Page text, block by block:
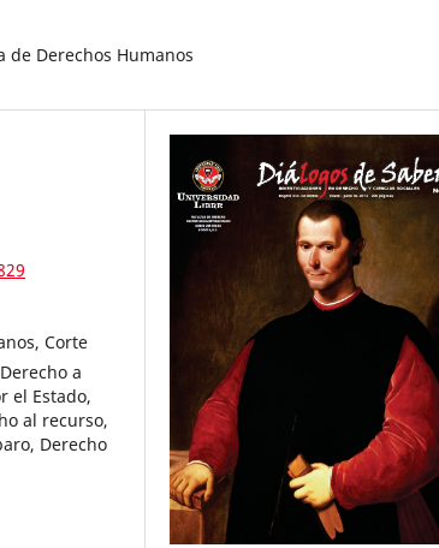
Derechos Humanos
Corte
a
el Estado,
al recurso,
Derecho